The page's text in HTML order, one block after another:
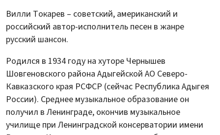
Вилли Токарев – советский, американский и
российский автор-исполнитель песен в жанре
русский шансон.
Родился в 1934 году на хуторе Чернышев
Шовгеновского района Адыгейской АО Северо-
Кавказского края РСФСР (сейчас Республика Адыгея
России). Среднее музыкальное образование он
получил в Ленинграде, окончив музыкальное
училище при Ленинградской консерватории имени